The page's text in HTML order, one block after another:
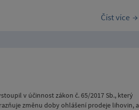
Číst více
v účinnost zákon č. 65/2017 Sb., který
změnu doby ohlášení prodeje lihovin, a